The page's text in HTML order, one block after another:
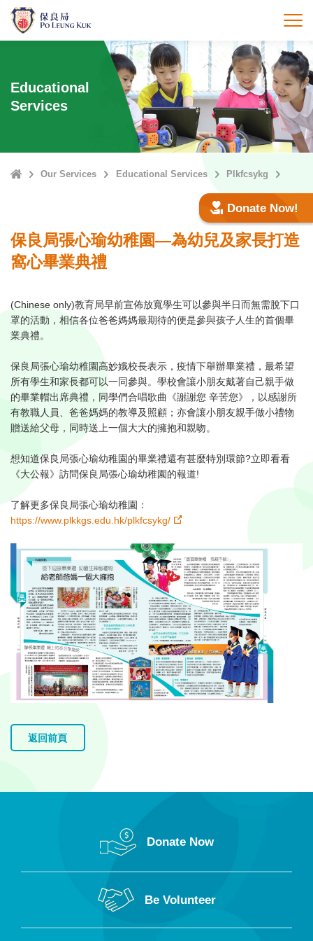
Skip
main
打
Educational
Services
HomeOur Services Educational Services Plkfcsykg
Donate Now!
保良局張心瑜幼稚園—為幼兒及家長打造
窩心畢業典禮
(Chinese only)教育局早前宣佈放寬學生可以參與半日而無需脫下口
罩的活動，相信各位爸爸媽媽最期待的便是參與孩子人生的首個畢
業典禮。
保良局張心瑜幼稚園高妙娥校長表示，疫情下舉辦畢業禮，最希望
所有學生和家長都可以一同參與。學校會讓小朋友戴著自己親手做
的畢業帽出席典禮，同學們合唱歌曲《謝謝您 辛苦您》，以感謝所
有教職人員、爸爸媽媽的教導及照顧；亦會讓小朋友親手做小禮物
贈送給父母，同時送上一個大大的擁抱和親吻。
想知道保良局張心瑜幼稚園的畢業禮還有甚麼特別環節?立即看看
《大公報》訪問保良局張心瑜幼稚園的報道!​
了解更多保良局張心瑜幼稚園：
https://www.plkkgs.edu.hk/plkfcsykg/
返回前頁
Donate Now
Be Volunteer